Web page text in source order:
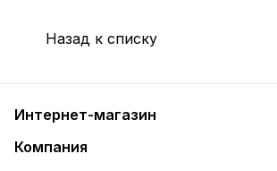
Назад к списку
Интернет-магазин
Компания